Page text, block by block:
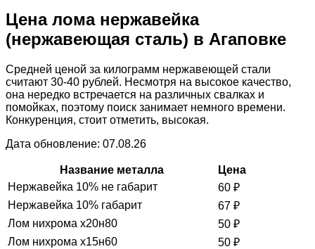
Цена лома нержавейка
(нержавеющая сталь) в Агаповке
Средней ценой за килограмм нержавеющей стали
считают 30-40 рублей. Несмотря на высокое качество,
она нередко встречается на различных свалках и
помойках, поэтому поиск занимает немного времени.
Конкуренция, стоит отметить, высокая.
Дата обновление: 07.08.26
Название металла
Цена
Нержавейка 10% не габарит
60 ₽
Нержавейка 10% габарит
67 ₽
Лом нихрома х20н80
50 ₽
Лом нихрома х15н60
50 ₽